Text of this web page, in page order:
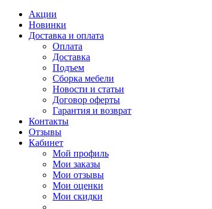
Акции
Новинки
Доставка и оплата
Оплата
Доставка
Подъем
Сборка мебели
Новости и статьи
Договор оферты
Гарантия и возврат
Контакты
Отзывы
Кабинет
Мой профиль
Мои заказы
Мои отзывы
Мои оценки
Мои скидки